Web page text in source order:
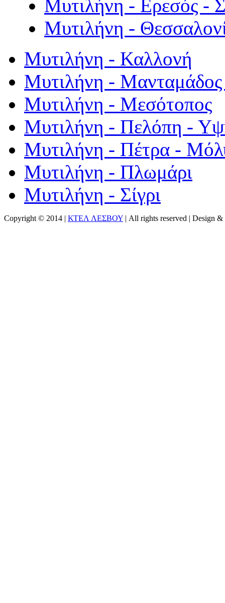
Μυτιλήνη - Ερεσός -
Μυτιλήνη -
Μυτιλήνη - Καλλονή
Μυτιλήνη - Μανταμάδος
Μυτιλήνη - Μεσότοπος
Μυτιλήνη - Πελόπη -
Μυτιλήνη - Πέτρα -
Μυτιλήνη - Πλωμάρι
Μυτιλήνη - Σίγρι
Copyright © 2014 | ΚΤΕΛ ΛΕΣΒΟΥ | All rights reserved | Design &